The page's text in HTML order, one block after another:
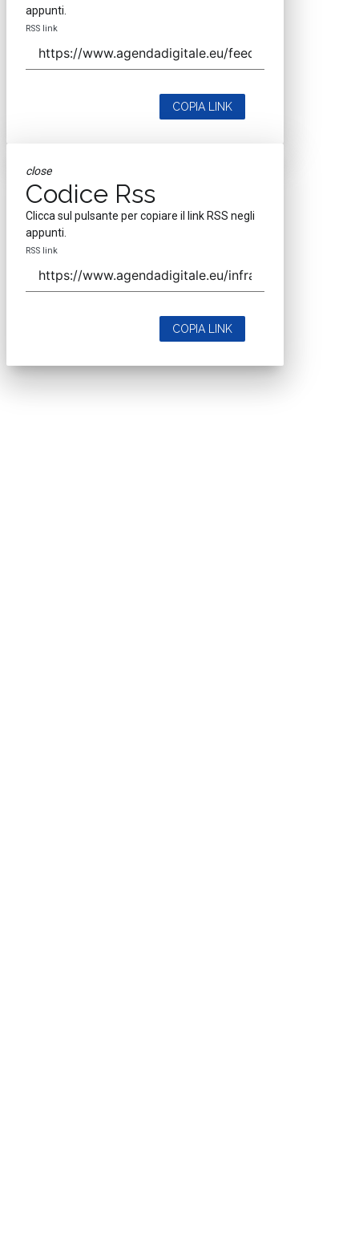
appunti.
RSS link
COPIA LINK
close
Codice Rss
Clicca sul pulsante per copiare il link RSS negli
appunti.
RSS link
COPIA LINK